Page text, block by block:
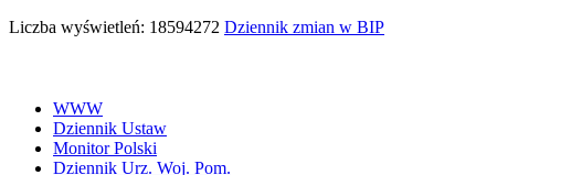
Liczba wyświetleń: 18594272 Dziennik zmian w BIP
WWW
Dziennik Ustaw
Monitor Polski
Dziennik Urz. Woj. Pom.